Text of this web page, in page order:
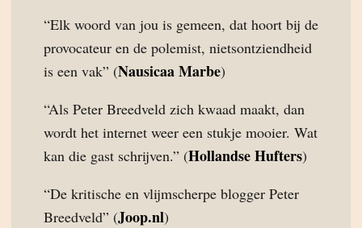
“Elk woord van jou is gemeen, dat hoort bij de
provocateur en de polemist, nietsontziendheid
is een vak” (Nausicaa Marbe)
“Als Peter Breedveld zich kwaad maakt, dan
wordt het internet weer een stukje mooier. Wat
kan die gast schrijven.” (Hollandse Hufters)
“De kritische en vlijmscherpe blogger Peter
Breedveld” (Joop.nl)